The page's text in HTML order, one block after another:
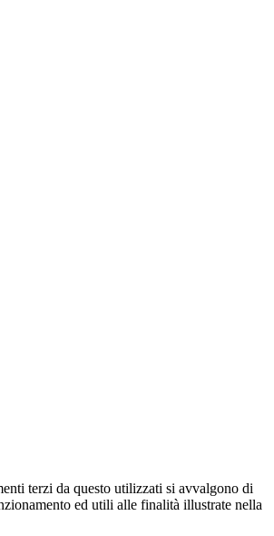
terzi da questo utilizzati si avvalgono di
ed utili alle finalità illustrate nella